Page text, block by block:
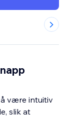
være intuitiv
slik at